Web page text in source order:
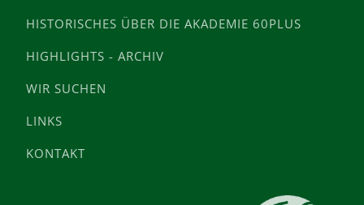
HISTORISCHES ÜBER DIE AKADEMIE 60PLUS
HIGHLIGHTS - ARCHIV
WIR SUCHEN
LINKS
KONTAKT